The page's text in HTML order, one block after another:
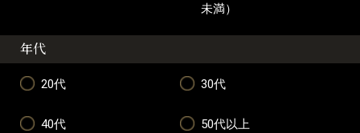
未満）
年代
20代 30代
40代 50代以上